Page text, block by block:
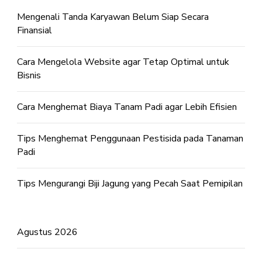
Mengenali Tanda Karyawan Belum Siap Secara
Finansial
Cara Mengelola Website agar Tetap Optimal untuk
Bisnis
Cara Menghemat Biaya Tanam Padi agar Lebih Efisien
Tips Menghemat Penggunaan Pestisida pada Tanaman
Padi
Tips Mengurangi Biji Jagung yang Pecah Saat Pemipilan
Agustus 2026